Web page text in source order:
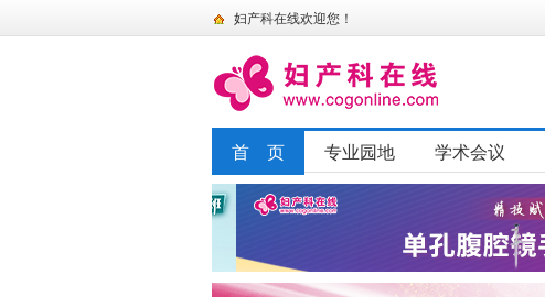
妇产科在线欢迎您！
首 页 专业园地 学术会议